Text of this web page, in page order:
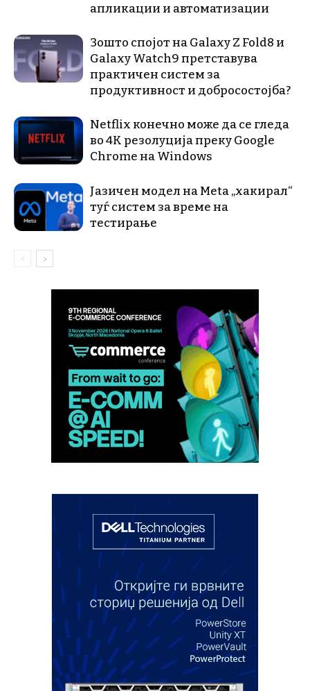
апликации и автоматизации
Зошто спојот на Galaxy Z Fold8 и
Galaxy Watch9 претставува
практичен систем за
продуктивност и добросостојба?
Netflix конечно може да се гледа
во 4K резолуција преку Google
Chrome на Windows
Јазичен модел на Meta „хакирал“
туѓ систем за време на
тестирање